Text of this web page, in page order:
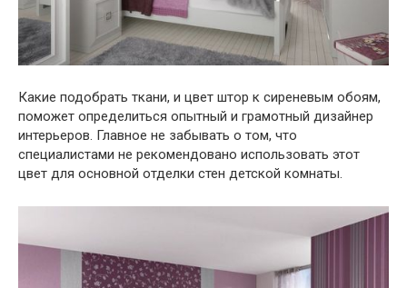
Какие подобрать ткани, и цвет штор к сиреневым обоям,
поможет определиться опытный и грамотный дизайнер
интерьеров. Главное не забывать о том, что
специалистами не рекомендовано использовать этот
цвет для основной отделки стен детской комнаты.